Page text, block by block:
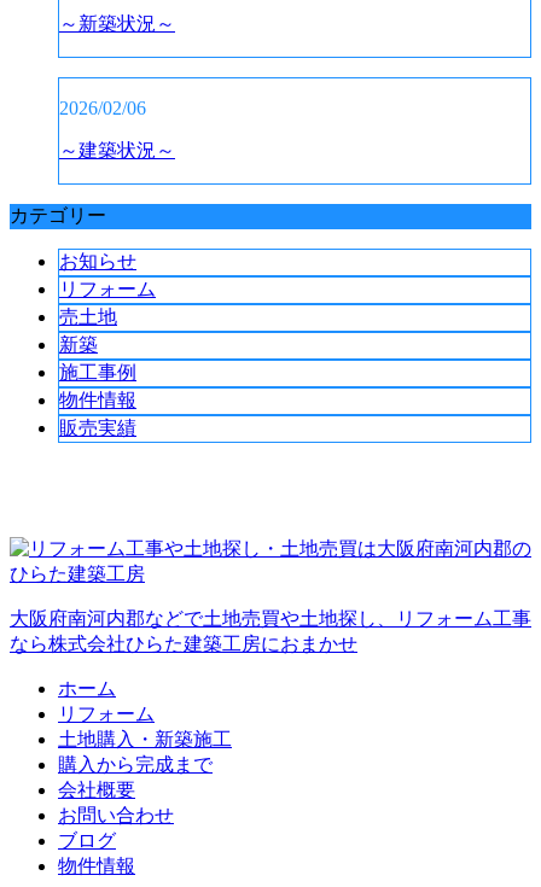
～新築状況～
2026/02/06
～建築状況～
カテゴリー
お知らせ
リフォーム
売土地
新築
施工事例
物件情報
販売実績
大阪府南河内郡などで土地売買や土地探し、リフォーム工事
なら株式会社ひらた建築工房におまかせ
ホーム
リフォーム
土地購入・新築施工
購入から完成まで
会社概要
お問い合わせ
ブログ
物件情報